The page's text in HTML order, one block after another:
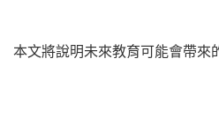
本文將說明未來教育可能會帶來